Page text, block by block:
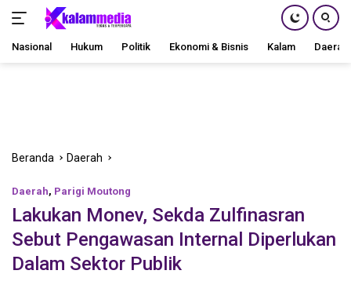
Nasional Hukum Politik Ekonomi & Bisnis Kalam Daerah
Beranda Daerah
Daerah, Parigi Moutong
Lakukan Monev, Sekda Zulfinasran
Sebut Pengawasan Internal Diperlukan
Dalam Sektor Publik